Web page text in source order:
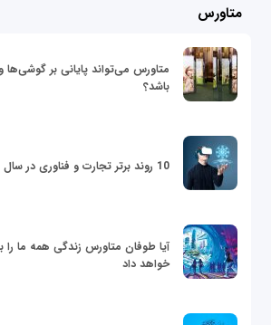
متاورس
متاورس می‌تواند پایانی بر
باشد؟
10 روند برتر تجارت و فناوری در سال 2022
آیا طوفان متاورس زندگی همه ما را
خواهد داد